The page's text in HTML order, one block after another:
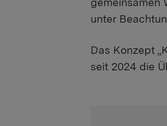
unter
Das Konzept
seit 2024 die